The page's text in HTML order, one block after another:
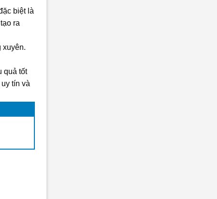
biệt là
ra
xuyên.
quả tốt
uy tín và